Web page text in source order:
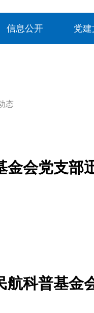
信息公开 党
态